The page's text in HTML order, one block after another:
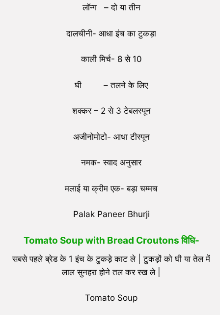
लॉन्ग – दो या तीन
दालचीनी- आधा इंच का टुकड़ा
काली मिर्च- 8 से 10
घी – तलने के लिए
शक्कर – 2 से 3 टेबलस्पून
अजीनोमोटो- आधा टीस्पून
नमक- स्वाद अनुसार
मलाई या क्रीम एक- बड़ा चम्मच
Palak Paneer Bhurji
Tomato Soup with Bread Croutons विधि-
सबसे पहले ब्रेड के 1 इंच के टुकड़े काट ले | टुकड़ों को घी या तेल में
लाल सुनहरा होने तल कर रख ले |
Tomato Soup